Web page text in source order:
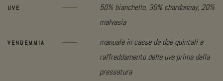
UVE
50% bianchello, 30% chardonnay, 20%
malvasia
VENDEMMIA
manuale in casse da due quintali e
raffreddamento delle uve prima della
pressatura